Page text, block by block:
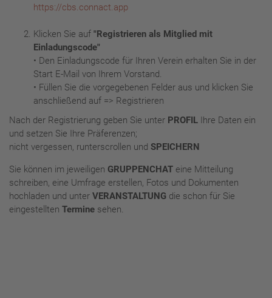
https://cbs.connact.app
Klicken Sie auf "Registrieren als Mitglied mit
Einladungscode"
• Den Einladungscode für Ihren Verein erhalten Sie in der
Start E-Mail von Ihrem Vorstand.
• Füllen Sie die vorgegebenen Felder aus und klicken Sie
anschließend auf => Registrieren
Nach der Registrierung geben Sie unter PROFIL Ihre Daten ein
und setzen Sie Ihre Präferenzen;
nicht vergessen, runterscrollen und SPEICHERN
Sie können im jeweiligen GRUPPENCHAT eine Mitteilung
schreiben, eine Umfrage erstellen, Fotos und Dokumenten
hochladen und unter VERANSTALTUNG die schon für Sie
eingestellten Termine sehen.